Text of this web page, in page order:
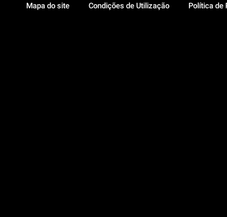
Mapa do site Condições de Utilização Política de